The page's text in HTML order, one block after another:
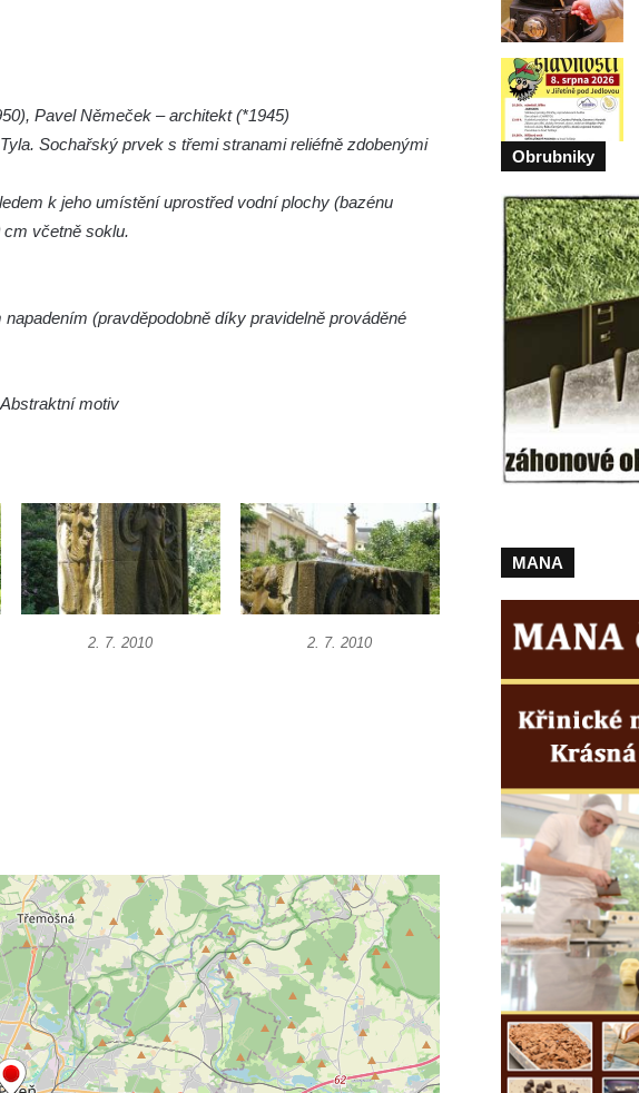
Pavel Němeček – architekt (*1945)
Sochařský prvek s třemi stranami reliéfně zdobenými
k jeho umístění uprostřed vodní plochy (bazénu
včetně soklu.
(pravděpodobně díky pravidelně prováděné
motiv
2. 7. 2010 2. 7. 2010
Obrubniky
MANA